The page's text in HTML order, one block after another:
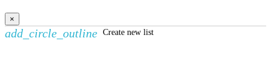
×
add_circle_outline Create new list